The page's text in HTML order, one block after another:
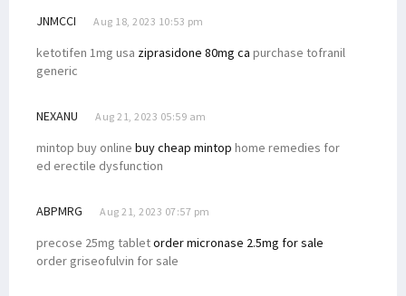
JNMCCI Aug 18, 2023 10:53 pm
ketotifen 1mg usa ziprasidone 80mg ca purchase tofranil
generic
NEXANU Aug 21, 2023 05:59 am
mintop buy online buy cheap mintop home remedies for
ed erectile dysfunction
ABPMRG Aug 21, 2023 07:57 pm
precose 25mg tabletorder micronase 2.5mg for sale
order griseofulvin for sale